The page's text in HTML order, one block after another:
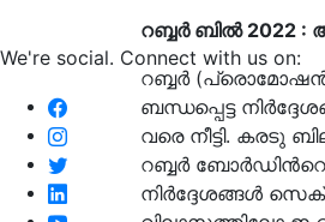
We're social. Connect with us on:
റബ്ബര്‍ ബില്‍ 2022 :
റബ്ബര്‍
ബന്ധപ്പെട്ട
വരെ നീട്ടി. കരടു
റബ്ബര്‍
നിര്‍ദ്ദേശങ്ങള്‍